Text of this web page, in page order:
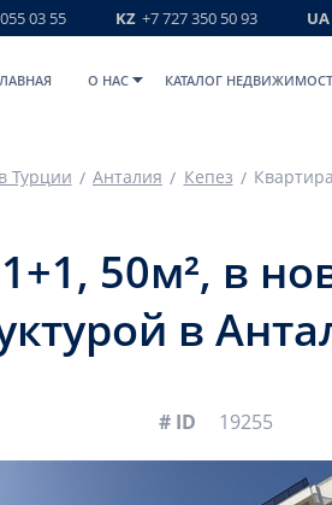
03 55 KZ +7 727 350 50 93 UA
O НАС КАТАЛОГ
Турции Анталия Кепез
50м², в
в
# ID 19255